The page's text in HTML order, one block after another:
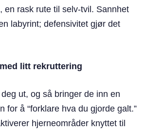
en rask rute til selv-tvil. Sannhet
labyrint; defensivitet gjør det
litt rekruttering
ut, og så bringer de inn en
for å “forklare hva du gjorde galt.”
hjerneområder knyttet til